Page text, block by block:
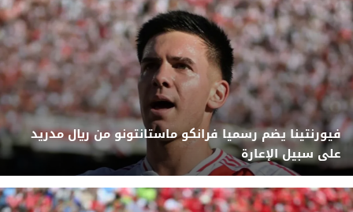
فيورنتينا يضم رسميا فرانكو ماستانتونو من ريال مدريد
على سبيل الإعارة